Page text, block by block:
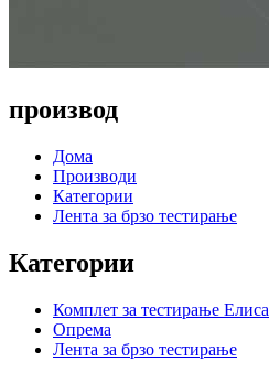
производ
Дома
Производи
Категории
Лента за брзо тестирање
Категории
Комплет за тестирање Елиса
Опрема
Лента за брзо тестирање